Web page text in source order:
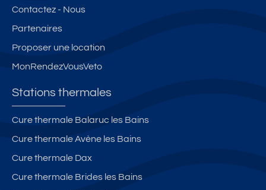
Contactez - Nous
Partenaires
Proposer une location
MonRendezVousVeto
Stations thermales
Cure thermale Balaruc les Bains
Cure thermale Avène les Bains
Cure thermale Dax
Cure thermale Brides les Bains